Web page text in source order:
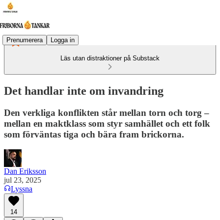
Prenumerera Logga in
Läs utan distraktioner på Substack
Det handlar inte om invandring
Den verkliga konflikten står mellan torn och torg –
mellan en maktklass som styr samhället och ett folk
som förväntas tiga och bära fram brickorna.
Dan Eriksson
jul 23, 2025
Lyssna
14